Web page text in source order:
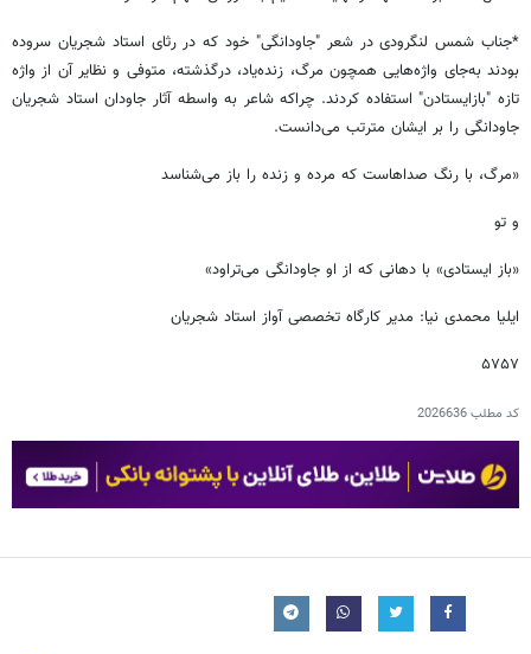
*جناب شمس لنگرودی در شعر "جاودانگی" خود که در رثای استاد شجریان سروده
بودند به‌جای واژه‌هایی همچون مرگ، زنده‌یاد، درگذشته، متوفی و نظایر آن از واژه
تازه "بازایستادن" استفاده کردند. چراکه شاعر به واسطه آثار جاودان استاد شجریان
جاودانگی را بر ایشان مترتب می‌دانست.
«مرگ، با رنگ صداهاست که مرده و زنده را باز می‌شناسد
و تو
«باز ایستادی» با دهانی که از او جاودانگی می‌تراود»
ایلیا محمدی نیا: مدیر کارگاه تخصصی آواز استاد شجریان
۵۷۵۷
کد مطلب2026636